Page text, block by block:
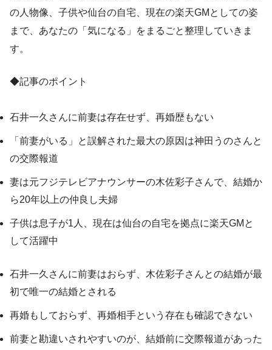
の人物像、子供や仙台の自宅、現在の楽天GMとしての姿
まで、あなたの「気になる」をまるごと整理していきま
す。
◆記事のポイント
石井一久さんに前妻は存在せず、再婚歴もない
「前妻がいる」と誤解された最大の原因は神田うのさんと
の交際報道
妻は元フジテレビアナウンサーの木佐彩子さんで、結婚か
ら20年以上の仲良し夫婦
子供は息子が1人、現在は仙台の自宅を拠点に楽天GMと
して活躍中
石井一久さんに前妻はおらず、木佐彩子さんとの結婚が最
初で唯一の結婚とされる
再婚もしておらず、再婚相手という存在も確認できない
前妻と勘違いされやすいのが、結婚前に交際報道があった